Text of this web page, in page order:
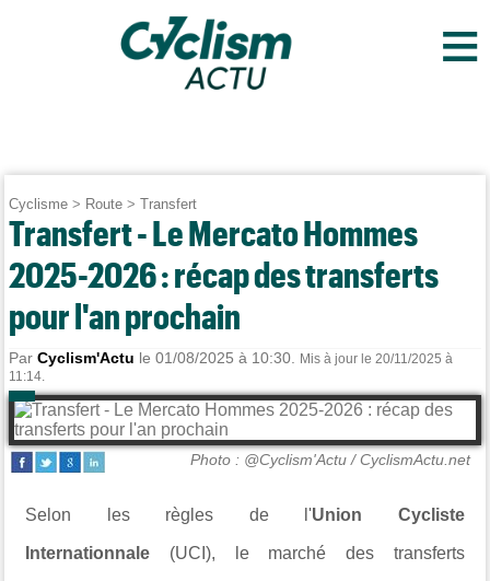
≡
Cyclisme > Route >Transfert
Transfert - Le Mercato Hommes
2025-2026 : récap des transferts
pour l'an prochain
ParCyclism'Actu le 01/08/2025 à 10:30.
Mis à jour le 20/11/2025 à
11:14.
Photo : @Cyclism'Actu / CyclismActu.net
Selon les règles de l'Union Cycliste
Internationnale (UCI), le marché des transferts